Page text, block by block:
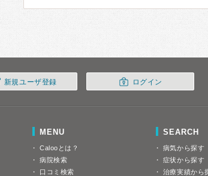
新規ユーザ登録 ログイン
MENU
Calooとは？
病院検索
口コミ検索
SEARCH
病気から探す
症状から探す
治療実績から